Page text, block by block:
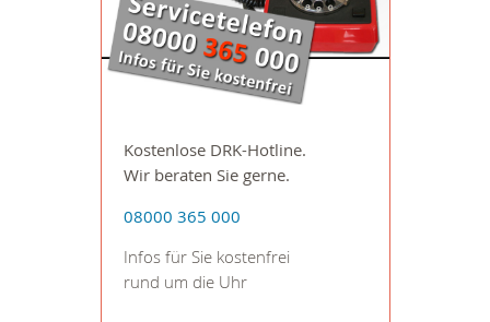
Kostenlose DRK-Hotline.
Wir beraten Sie gerne.
08000 365 000
Infos für Sie kostenfrei
rund um die Uhr